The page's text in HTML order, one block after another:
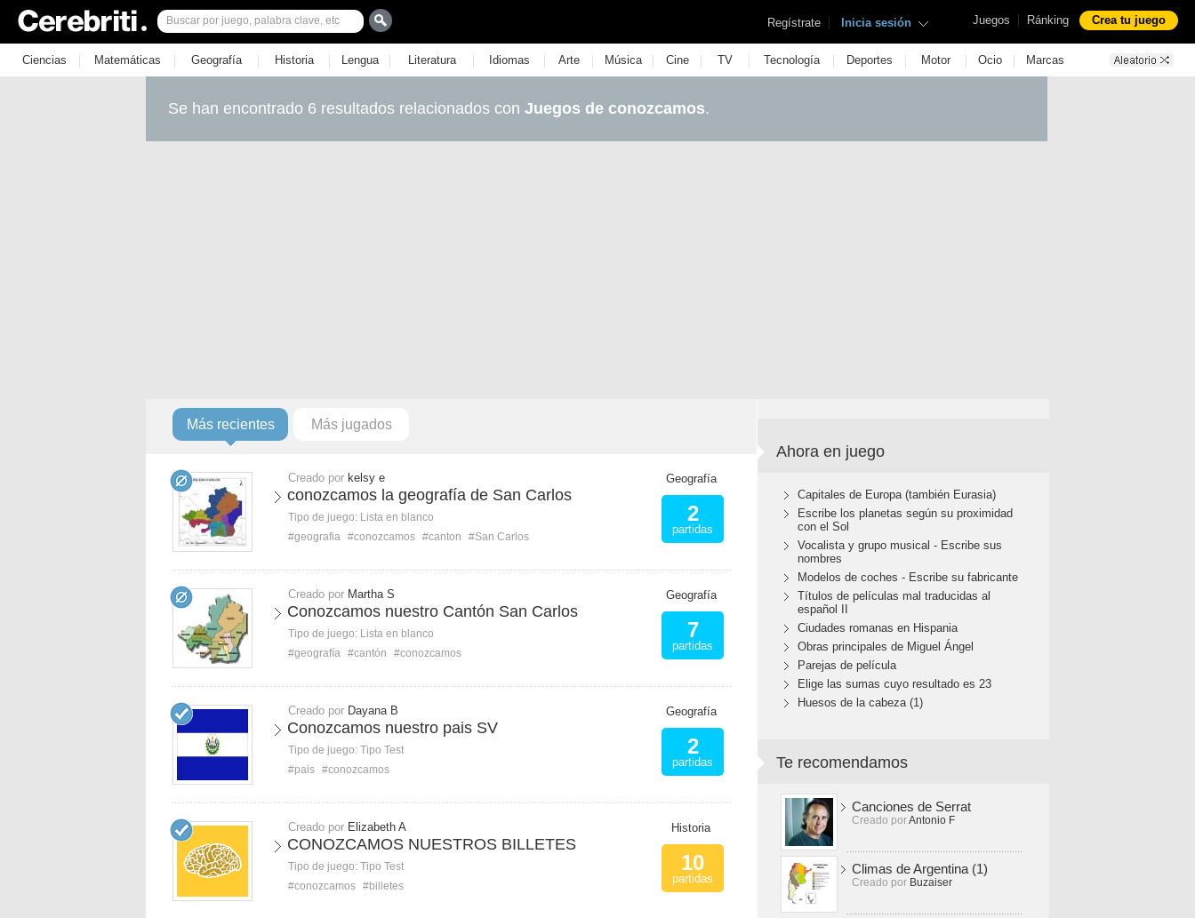
Juegos | Ránking Crea tu juego
Regístrate | Inicia sesión
Ciencias | Matemáticas | Geografía | Historia | Lengua | Literatura | Idiomas | Arte | Música | Cine | TV | Tecnología | Deportes | Motor | Ocio | Marcas
Se han encontrado 6 resultados relacionados con Juegos de conozcamos.
Más recientes Más jugados
Creado por kelsy e
conozcamos la geografía de San Carlos
Tipo de juego: Lista en blanco
#geografia #conozcamos #canton #San Carlos
Geografía
2
partidas
Creado por Martha S
Conozcamos nuestro Cantón San Carlos
Tipo de juego: Lista en blanco
#geografía #cantón #conozcamos
Geografía
7
partidas
Creado por Dayana B
Conozcamos nuestro pais SV
Tipo de juego: Tipo Test
#pais #conozcamos
Geografía
2
partidas
Creado por Elizabeth A
CONOZCAMOS NUESTROS BILLETES
Tipo de juego: Tipo Test
#conozcamos #billetes
Historia
10
partidas
Ahora en juego
Capitales de Europa (también Eurasia)
Escribe los planetas según su proximidad
con el Sol
Vocalista y grupo musical - Escribe sus
nombres
Modelos de coches - Escribe su fabricante
Títulos de películas mal traducidas al
español II
Ciudades romanas en Hispania
Obras principales de Miguel Ángel
Parejas de película
Elige las sumas cuyo resultado es 23
Huesos de la cabeza (1)
Te recomendamos
Canciones de Serrat
Creado porAntonio F
Climas de Argentina (1)
Creado por Buzaiser